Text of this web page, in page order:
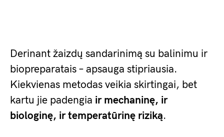
Derinant žaizdų sandarinimą su balinimu ir
biopreparatais – apsauga stipriausia.
Kiekvienas metodas veikia skirtingai, bet
kartu jie padengia ir mechaninę, ir
biologinę, ir temperatūrinę riziką.